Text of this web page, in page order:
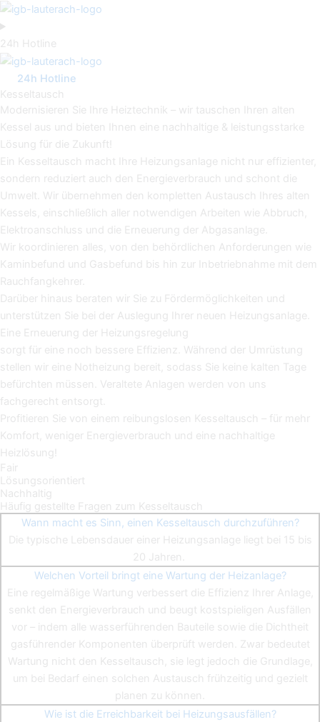
Zum
Inhalt
springen
24h Hotline
24h Hotline
Kesseltausch
Modernisieren Sie Ihre Heiztechnik – wir tauschen Ihren alten
Kessel aus und bieten Ihnen eine nachhaltige & leistungsstarke
Lösung für die Zukunft!
Ein Kesseltausch macht Ihre Heizungsanlage nicht nur effizienter,
sondern reduziert auch den Energieverbrauch und schont die
Umwelt. Wir übernehmen den kompletten Austausch Ihres alten
Kessels, einschließlich aller notwendigen Arbeiten wie Abbruch,
Elektroanschluss und die Erneuerung der Abgasanlage.
Wir koordinieren alles, von den behördlichen Anforderungen wie
Kaminbefund und Gasbefund bis hin zur Inbetriebnahme mit dem
Rauchfangkehrer.
Darüber hinaus beraten wir Sie zu Fördermöglichkeiten und
unterstützen Sie bei der Auslegung Ihrer neuen Heizungsanlage.
Eine Erneuerung der Heizungsregelung
sorgt für eine noch bessere Effizienz. Während der Umrüstung
stellen wir eine Notheizung bereit, sodass Sie keine kalten Tage
befürchten müssen. Veraltete Anlagen werden von uns
fachgerecht entsorgt.
Profitieren Sie von einem reibungslosen Kesseltausch – für mehr
Komfort, weniger Energieverbrauch und eine nachhaltige
Heizlösung!
Fair
Lösungsorientiert
Nachhaltig
Häufig gestellte Fragen zum Kesseltausch
Wann macht es Sinn, einen Kesseltausch durchzuführen?
Die typische Lebensdauer einer Heizungsanlage liegt bei 15 bis
20 Jahren.
Welchen Vorteil bringt eine Wartung der Heizanlage?
Eine regelmäßige Wartung verbessert die Effizienz Ihrer Anlage,
senkt den Energieverbrauch und beugt kostspieligen Ausfällen
vor – indem alle wasserführenden Bauteile sowie die Dichtheit
gasführender Komponenten überprüft werden. Zwar bedeutet
Wartung nicht den Kesseltausch, sie legt jedoch die Grundlage,
um bei Bedarf einen solchen Austausch frühzeitig und gezielt
planen zu können.
Wie ist die Erreichbarkeit bei Heizungsausfällen?